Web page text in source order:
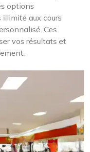
options
illimité aux cours
Ces
vos résultats et